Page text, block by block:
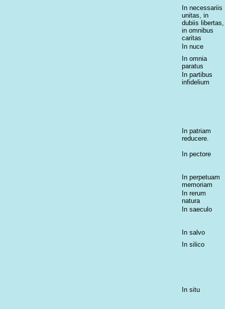
In necessariis
unitas, in
dubiis libertas,
in omnibus
caritas
In nuce
In omnia
paratus
In partibus
infidelium
In patriam
reducere.
In pectore
In perpetuam
memoriam
In rerum
natura
In saeculo
In salvo
In silico
In situ